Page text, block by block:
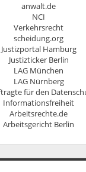
anwalt.de
NCI
Verkehrsrecht
scheidung.org
Justizportal Hamburg
Justizticker Berlin
LAG München
LAG Nürnberg
für den
Informationsfreiheit
Arbeitsrechte.de
Arbeitsgericht Berlin